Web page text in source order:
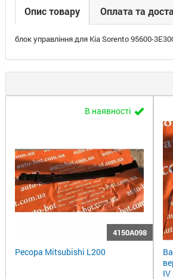
Опис товару Оплата та
блок управління для Kia Sorento 95600-
В наявності
4150A098
Ресора Mitsubishi L200
IV